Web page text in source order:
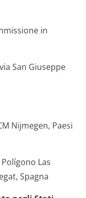
in
San Giuseppe
Nijmegen, Paesi
Las
Spagna